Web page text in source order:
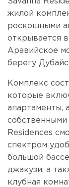
жилой
роскошными
открывается
Аравийское
берегу
Комплекс
которые
апартаменты,
Residences
спектром
большой
джакузи, а
клубная